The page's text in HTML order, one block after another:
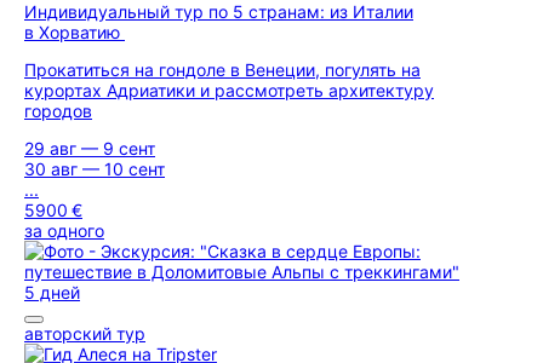
Индивидуальный тур по 5 странам: из Италии
в Хорватию
Прокатиться на гондоле в Венеции, погулять на
курортах Адриатики и рассмотреть архитектуру
городов
29 авг — 9 сент
30 авг — 10 сент
...
5900 €
за одного
5 дней
авторский тур